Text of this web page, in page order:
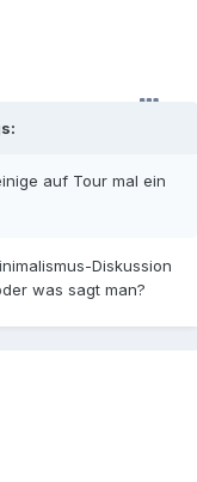
auf Tour mal ein
Diskussion
was sagt man?